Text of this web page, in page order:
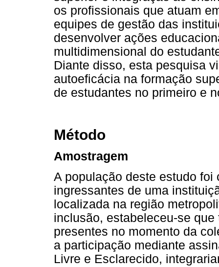
os profissionais que atuam
equipes de gestão das
desenvolver ações
multidimensional do
Diante disso, esta pesquisa
autoeficácia na formação
de estudantes no primeiro e
Método
Amostragem
A população deste estudo
ingressantes de uma
localizada na região
inclusão, estabeleceu-se
presentes no momento da
a participação mediante
Livre e Esclarecido,